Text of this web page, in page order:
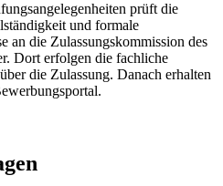
prüft die
und formale
an die Zulassungskommission des
Dort erfolgen die fachliche
die Zulassung. Danach erhalten
zum konsekutiven Masterstudium
Studium, in der Regel ein